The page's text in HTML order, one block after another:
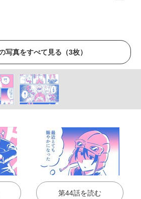
写真をすべて見る（3枚）
第44話を読む